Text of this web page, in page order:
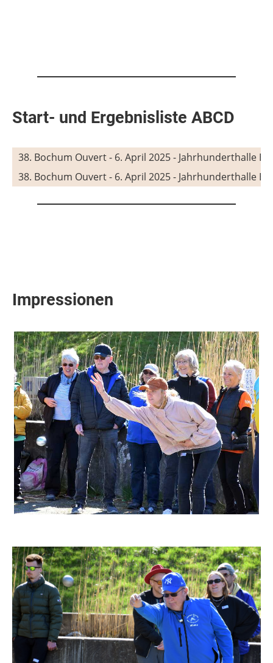
Start- und Ergebnisliste ABCD
38. Bochum Ouvert - 6. April 2025 - Jahrhunderthalle
38. Bochum Ouvert - 6. April 2025 - Jahrhunderthalle
Impressionen